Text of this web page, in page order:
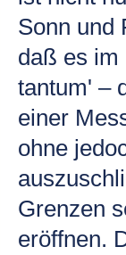
Sonn und
daß es im
tantum' –
einer
ohne
Grenzen
eröffnen.